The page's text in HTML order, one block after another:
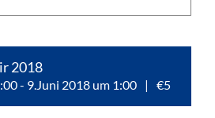
2018
- 9.Juni 2018 um 1:00 | €5